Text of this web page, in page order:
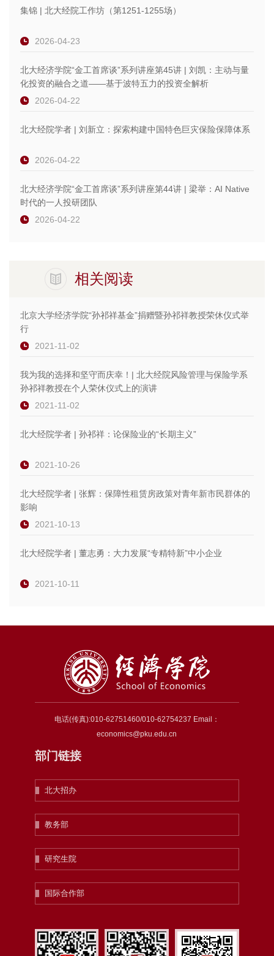
集锦 | 北大经院工作坊（第1251-1255场）
2026-04-23
北大经济学院“金工首席谈”系列讲座第45讲 | 刘凯：主动与量
化投资的融合之道——基于波特五力的投资全解析
2026-04-22
北大经院学者 | 刘新立：探索构建中国特色巨灾保险保障体系
2026-04-22
北大经济学院“金工首席谈”系列讲座第44讲 | 梁举：AI Native
时代的一人投研团队
2026-04-22
相关阅读
北京大学经济学院“孙祁祥基金”捐赠暨孙祁祥教授荣休仪式举
行
2021-11-02
我为我的选择和坚守而庆幸！| 北大经院风险管理与保险学系
孙祁祥教授在个人荣休仪式上的演讲
2021-11-02
北大经院学者 | 孙祁祥：论保险业的“长期主义”
2021-10-26
北大经院学者 | 张辉：保障性租赁房政策对青年新市民群体的
影响
2021-10-13
北大经院学者 | 董志勇：大力发展“专精特新”中小企业
2021-10-11
电话(传真):010-62751460/010-62754237 Email：
economics@pku.edu.cn
部门链接
北大招办
教务部
研究生院
国际合作部